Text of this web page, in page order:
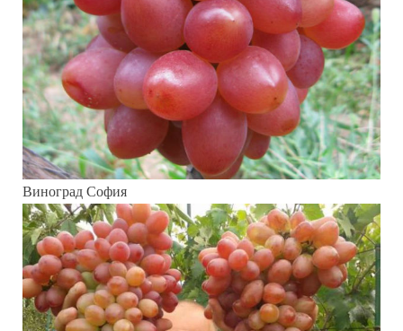
Виноград София